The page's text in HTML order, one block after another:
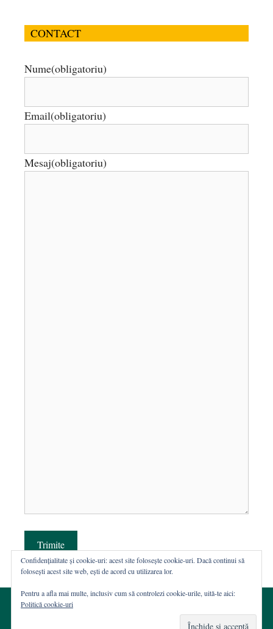
CONTACT
Nume(obligatoriu)
Email(obligatoriu)
Mesaj(obligatoriu)
Trimite
Confidențialitate și cookie-uri: acest site folosește cookie-uri. Dacă continui să
folosești acest site web, ești de acord cu utilizarea lor.
Pentru a afla mai multe, inclusiv cum să controlezi cookie-urile, uită-te aici:
Politică cookie-uri